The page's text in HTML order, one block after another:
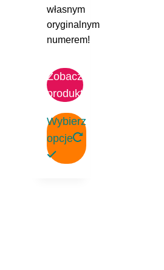
własnym
oryginalnym
numerem!
Zobacz
produkt
Wybierz
opcje